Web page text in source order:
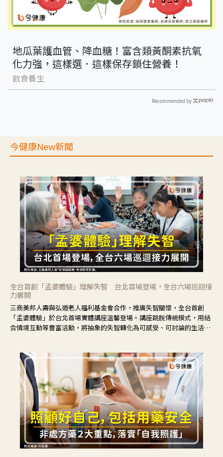
地瓜葉護血管、降血糖！富含類黃酮素抗氧
化力強，這樣選．這樣保存鎖住營養！
飲食養生
Recommended by
今健康New新聞
全台首創「孟婆體驗」理解失智 台北首場登場，全台六場巡迴接
力展開
三商美邦人壽與弘道老人福利基金會合作，推廣失智關懷，全台首創
「孟婆體驗」於台北首場實體講座溫馨登場。講座跳脫傳統模式，用結
合情境互動等豐富活動，將抽象的失智轉化為可感受、可討論的生活情